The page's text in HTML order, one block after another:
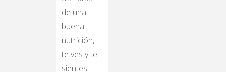
de una
buena
nutrición,
te ves y te
sientes